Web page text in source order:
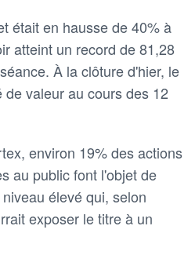
était en hausse de 40% à
atteint un record de 81,28
À la clôture d'hier, le
valeur au cours des 12
environ 19% des actions
au public font l'objet de
élevé qui, selon
exposer le titre à un